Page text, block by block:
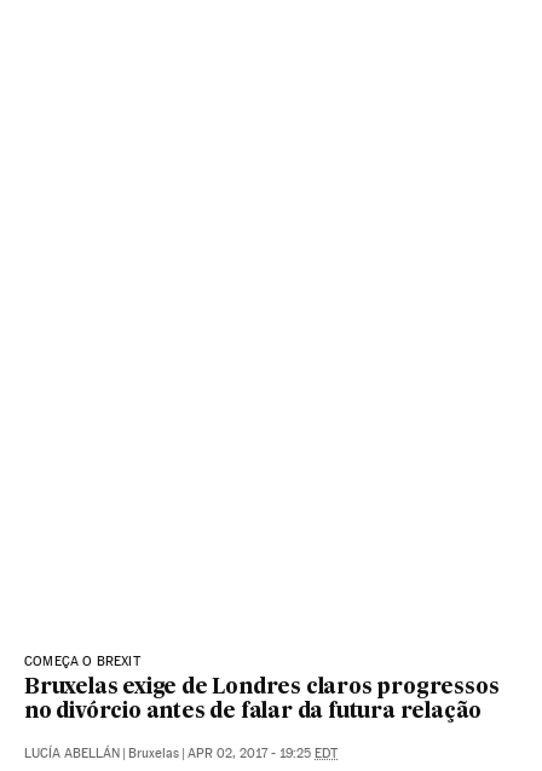
COMEÇA O BREXIT
Bruxelas exige de Londres claros progressos
no divórcio antes de falar da futura relação
LUCÍA ABELLÁN Bruxelas APR 02, 2017 - 19:25 EDT